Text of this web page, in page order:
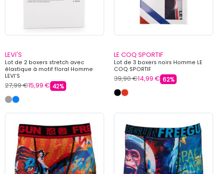
LEVI'S
Lot de 2 boxers stretch avec
élastique à motif floral Homme
LEVI'S
27,99 €15,99 € 42%
LE COQ SPORTIF
Lot de 3 boxers noirs Homme LE
COQ SPORTIF
39,90 €14,99 € 62%